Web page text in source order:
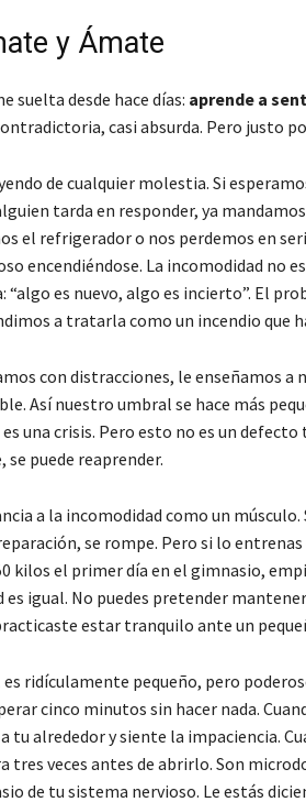
y Ámate
suelta desde hace días: aprende a
casi absurda. Pero justo
de cualquier molestia. Si
tarda en responder, ya
el refrigerador o nos perdemos en
encendiéndose. La incomodidad no
“algo es nuevo, algo es incierto”. El
a tratarla como un incendio que
con distracciones, le enseñamos a
Así nuestro umbral se hace más
una crisis. Pero esto no es un defecto
se puede reaprender.
a la incomodidad como un músculo.
se rompe. Pero si lo
kilos el primer día en el gimnasio,
es igual. No puedes pretender
estar tranquilo ante un
ridículamente pequeño, pero
cinco minutos sin hacer nada.
tu alrededor y siente la impaciencia.
tres veces antes de abrirlo. Son
de tu sistema nervioso. Le estás